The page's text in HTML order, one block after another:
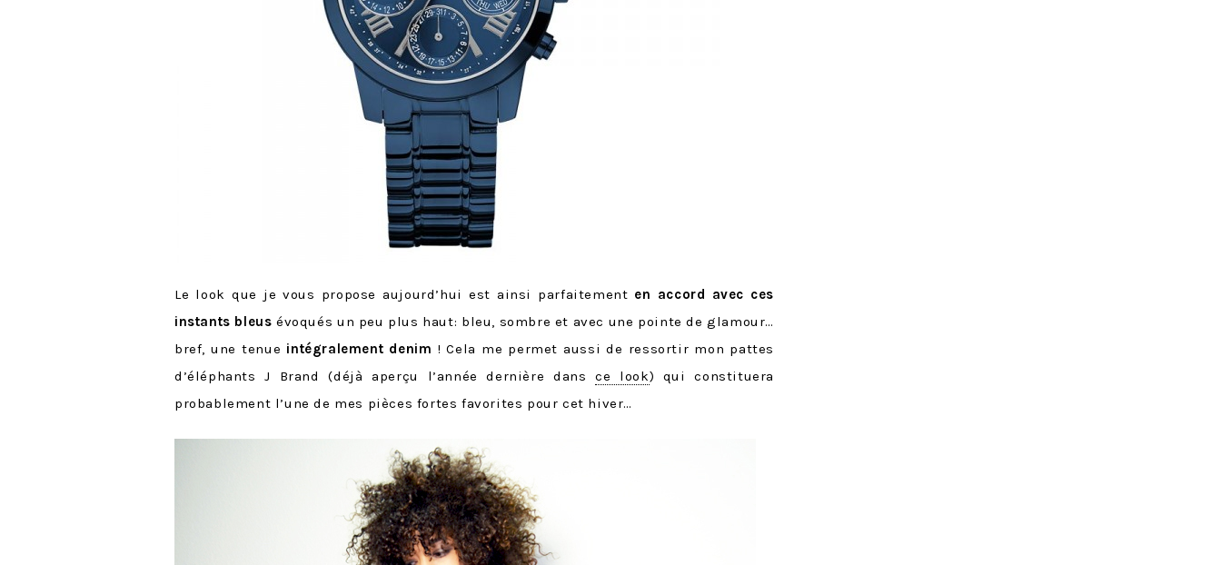
Le look que je vous propose aujourd’hui est ainsi parfaitement en accord avec ces
instants bleus évoqués un peu plus haut: bleu, sombre et avec une pointe de glamour…
bref, une tenue intégralement denim ! Cela me permet aussi de ressortir mon pattes
d’éléphants J Brand (déjà aperçu l’année dernière dansce look) qui constituera
probablement l’une de mes pièces fortes favorites pour cet hiver…